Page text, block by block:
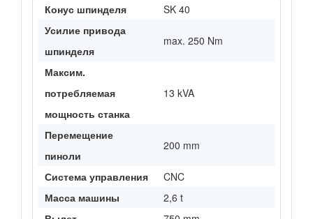
Конус шпинделя
SK 40
Усилие привода
шпинделя
max. 250 Nm
Максим.
потребляемая
мощность станка
13 kVA
Перемещение
пиноли
200 mm
Система управления
CNC
Масса машины
2,6 t